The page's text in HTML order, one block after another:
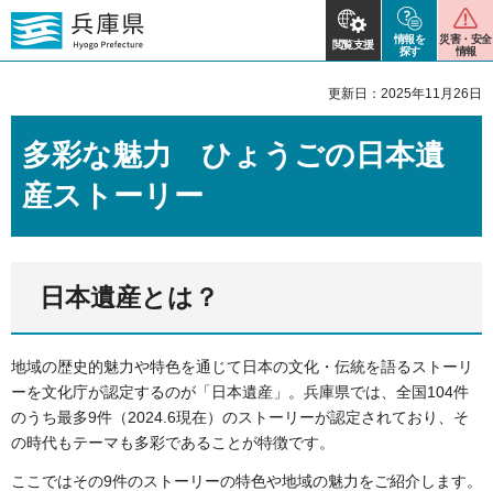
閲覧支援
情報を
探す
災害・安全
情報
更新日：2025年11月26日
多彩な魅力 ひょうごの日本遺
産ストーリー
日本遺産とは？
地域の歴史的魅力や特色を通じて日本の文化・伝統を語るストーリ
ーを文化庁が認定するのが「日本遺産」。兵庫県では、全国104件
のうち最多9件（2024.6現在）のストーリーが認定されており、そ
の時代もテーマも多彩であることが特徴です。
ここではその9件のストーリーの特色や地域の魅力をご紹介します。